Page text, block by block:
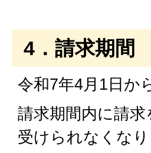
4．請求期間
令和7年4月1日か
請求期間内に請
受けられなくな